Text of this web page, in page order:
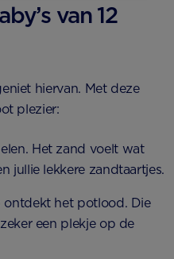
van 12
hiervan. Met deze
plezier:
Het zand voelt wat
jullie lekkere zandtaartjes.
ontdekt het potlood. Die
een plekje op de